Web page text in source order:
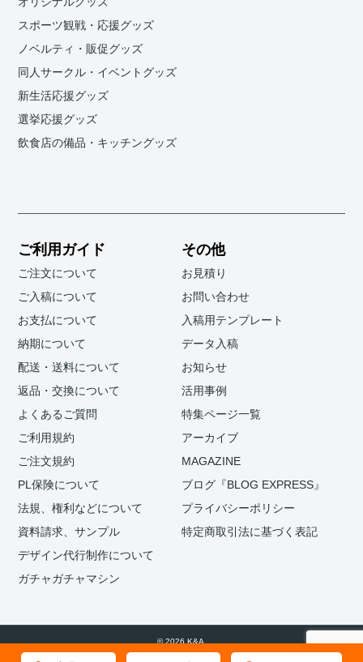
スポーツ観戦・応援グッズ
ノベルティ・販促グッズ
同人サークル・イベントグッズ
新生活応援グッズ
選挙応援グッズ
飲食店の備品・キッチングッズ
ご利用ガイド
ご注文について
ご入稿について
お支払について
納期について
配送・送料について
返品・交換について
よくあるご質問
ご利用規約
ご注文規約
PL保険について
法規、権利などについて
資料請求、サンプル
デザイン代行制作について
ガチャガチャマシン
その他
お見積り
お問い合わせ
入稿用テンプレート
データ入稿
お知らせ
活用事例
特集ページ一覧
アーカイブ
MAGAZINE
ブログ『BLOG EXPRESS』
プライバシーポリシー
特定商取引法に基づく表記
© 2026 K&A.